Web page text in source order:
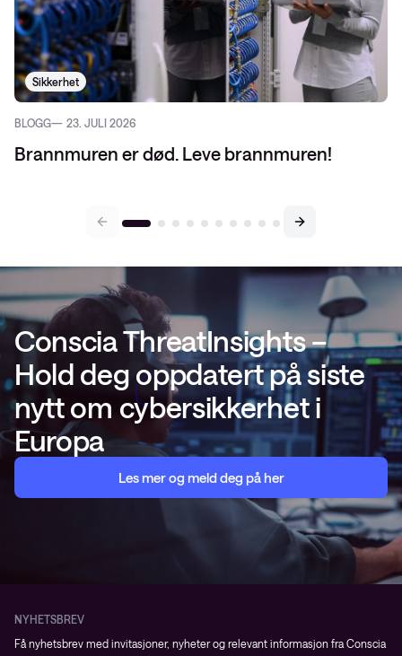
Sikkerhet
BLOGG 23. JULI 2026
Brannmuren er død. Leve brannmuren!
Conscia ThreatInsights –
Hold deg oppdatert på siste
nytt om cybersikkerhet i
Europa
Les mer og meld deg på her
NYHETSBREV
Få nyhetsbrev med invitasjoner, nyheter og relevant informasjon fra Conscia